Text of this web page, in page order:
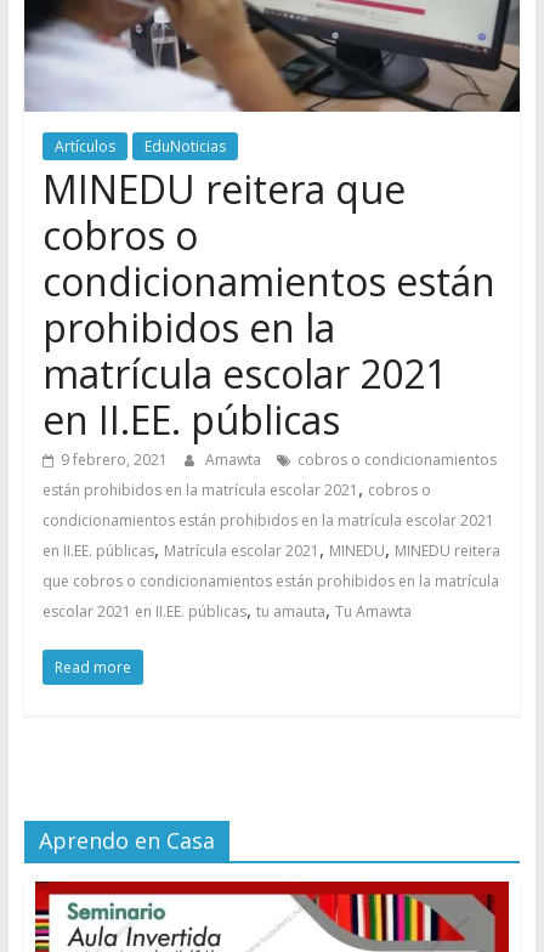
Artículos EduNoticias
MINEDU reitera que
cobros o
condicionamientos están
prohibidos en la
matrícula escolar 2021
en II.EE. públicas
9 febrero, 2021 Amawta
cobros o condicionamientos
están prohibidos en la matrícula escolar 2021 , cobros o
condicionamientos están prohibidos en la matrícula escolar 2021
en II.EE. públicas, Matrícula escolar 2021 , MINEDU, MINEDU reitera
que cobros o condicionamientos están prohibidos en la matrícula
escolar 2021 en II.EE. públicas, tu amauta, Tu Amawta
Read more
Aprendo en Casa